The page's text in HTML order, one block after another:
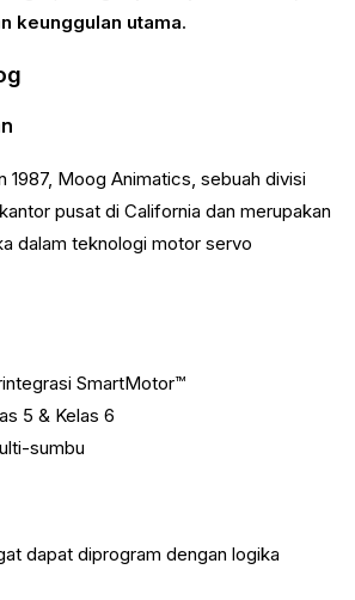
keunggulan utama.
1987, Moog Animatics, sebuah divisi
pusat di California dan merupakan
dalam teknologi motor servo
SmartMotor™
5 & Kelas 6
sumbu
dapat diprogram dengan logika